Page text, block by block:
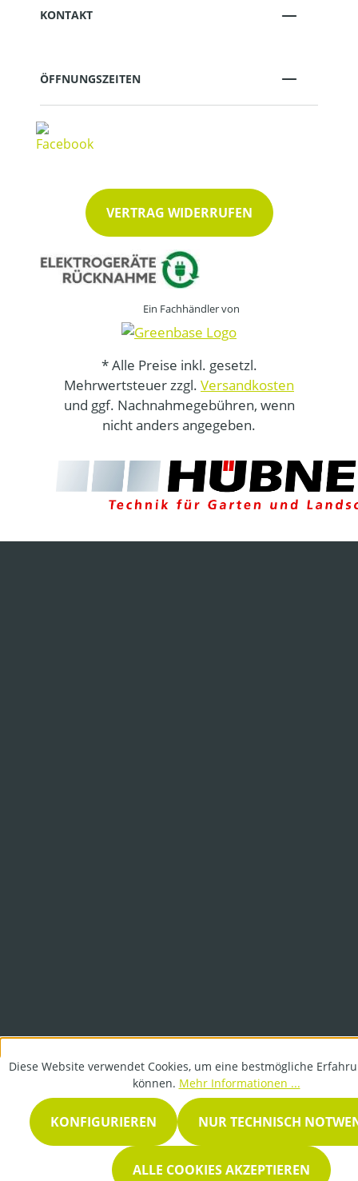
KONTAKT
ÖFFNUNGSZEITEN
VERTRAG WIDERRUFEN
Ein Fachhändler von
* Alle Preise inkl. gesetzl.
Mehrwertsteuer zzgl. Versandkosten
und ggf. Nachnahmegebühren, wenn
nicht anders angegeben.
Diese Website verwendet Cookies, um eine bestmögliche
können. Mehr Informationen ...
NUR TECHNISCH
KONFIGURIEREN
ALLE COOKIES AKZEPTIEREN